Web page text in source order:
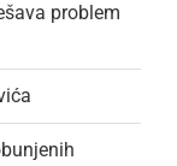
problem